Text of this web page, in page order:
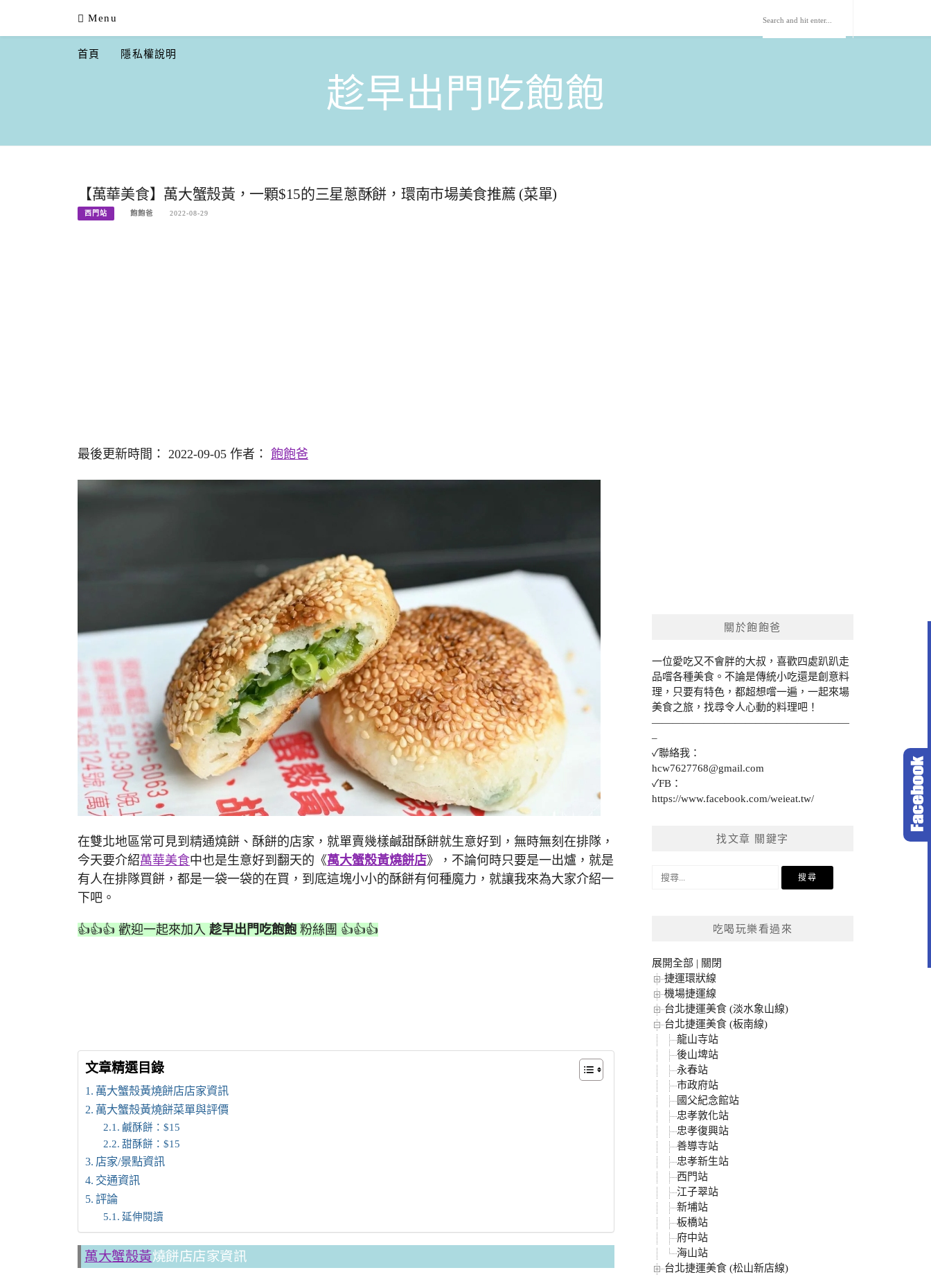
content
Menu
首頁 隱私權說明
趁早出門吃飽飽
【萬華美食】萬大蟹殼黃，一顆$15的三星蔥酥餅，環南市場美食推薦 (菜單)
西門站 飽飽爸 2022-08-29
最後更新時間： 2022-09-05 作者： 飽飽爸
在雙北地區常可見到精通燒餅、酥餅的店家，就單賣幾樣鹹甜酥餅就生意好到，無時無刻在排隊，
今天要介紹萬華美食中也是生意好到翻天的《萬大蟹殼黃燒餅店》，不論何時只要是一出爐，就是
有人在排隊買餅，都是一袋一袋的在買，到底這塊小小的酥餅有何種魔力，就讓我來為大家介紹一
下吧。
👍👍👍 歡迎一起來加入 趁早出門吃飽飽 粉絲團 👍👍👍
文章精選目錄
萬大蟹殼黃燒餅店店家資訊
萬大蟹殼黃燒餅菜單與評價
鹹酥餅：$15
甜酥餅：$15
店家/景點資訊
交通資訊
評論
延伸閱讀
萬大蟹殼黃燒餅店店家資訊
關於飽飽爸
一位愛吃又不會胖的大叔，喜歡四處趴趴走
品嚐各種美食。不論是傳統小吃還是創意料
理，只要有特色，都超想嚐一遍，一起來場
美食之旅，找尋令人心動的料理吧！
———————————————————
–
✓聯絡我：
hcw7627768@gmail.com
✓FB：
https://www.facebook.com/weieat.tw/
找文章 關鍵字
搜
吃喝玩樂看過來
展開全部 | 關閉
捷運環狀線
機場捷運線
台北捷運美食 (淡水象山線)
台北捷運美食 (板南線)
龍山寺站
後山埤站
永春站
市政府站
國父紀念館站
忠孝敦化站
忠孝復興站
善導寺站
忠孝新生站
西門站
江子翠站
新埔站
板橋站
府中站
海山站
台北捷運美食 (松山新店線)